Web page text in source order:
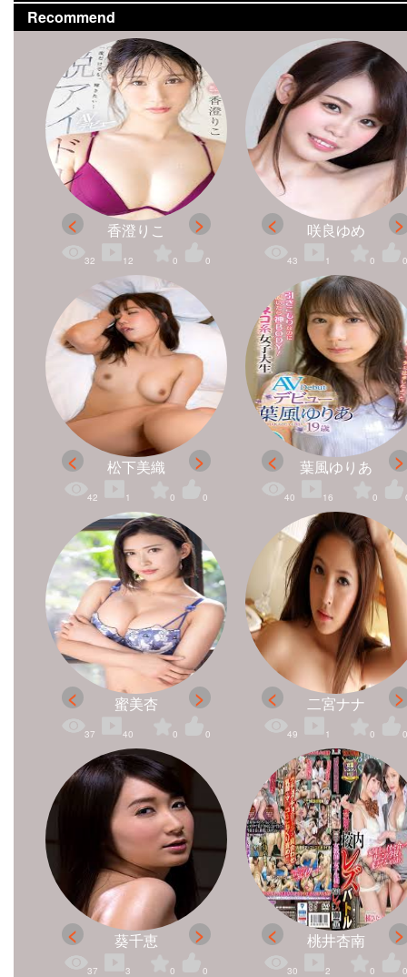
Recommend
香澄りこ
32 12 0 0
咲良ゆめ
43 1 0 0
松下美織
42 1 0 0
葉風ゆりあ
40 16 0
蜜美杏
37 40 0 0
二宮ナナ
49 1 0 0
葵千恵
37 3 0 0
桃井杏南
30 2 0 0